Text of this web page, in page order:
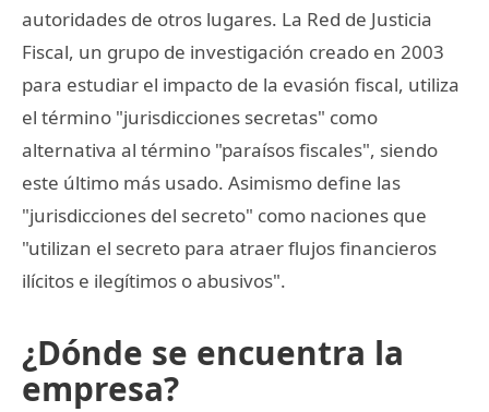
autoridades de otros lugares. La Red de Justicia
Fiscal, un grupo de investigación creado en 2003
para estudiar el impacto de la evasión fiscal, utiliza
el término "jurisdicciones secretas" como
alternativa al término "paraísos fiscales", siendo
este último más usado. Asimismo define las
"jurisdicciones del secreto" como naciones que
"utilizan el secreto para atraer flujos financieros
ilícitos e ilegítimos o abusivos".
¿Dónde se encuentra la
empresa?